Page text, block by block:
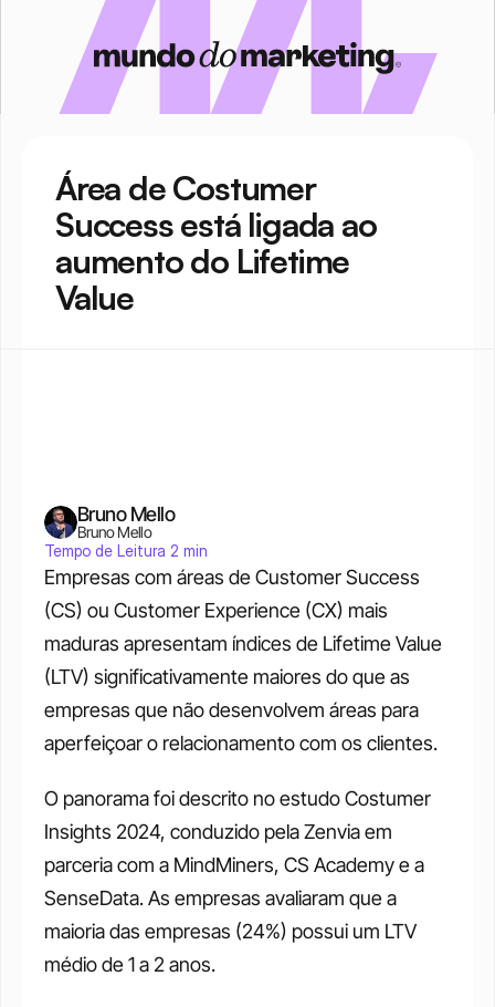
Área de Costumer
Success está ligada ao
aumento do Lifetime
Value
Empresas com áreas de Customer Success
(CS) ou Customer Experience (CX) mais
maduras apresentam índices de Lifetime Value
(LTV) significativamente maiores do que as
empresas que não desenvolvem áreas para
aperfeiçoar o relacionamento com os clientes.
O panorama foi descrito no estudo Costumer
Insights 2024, conduzido pela Zenvia em
parceria com a MindMiners, CS Academy e a
SenseData. As empresas avaliaram que a
maioria das empresas (24%) possui um LTV
médio de 1 a 2 anos.
Bruno Mello
Bruno Mello
Tempo de Leitura 2 min